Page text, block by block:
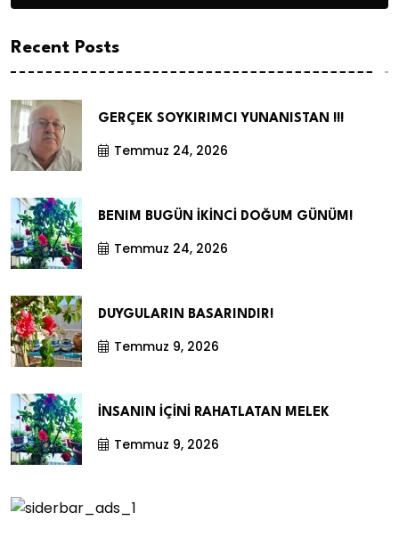
Recent Posts
GERÇEK SOYKIRIMCI YUNANISTAN !!!
Temmuz 24, 2026
BENIM BUGÜN İKİNCİ DOĞUM GÜNÜM!
Temmuz 24, 2026
DUYGULARIN BASARINDIR!
Temmuz 9, 2026
İNSANIN İÇİNİ RAHATLATAN MELEK
Temmuz 9, 2026